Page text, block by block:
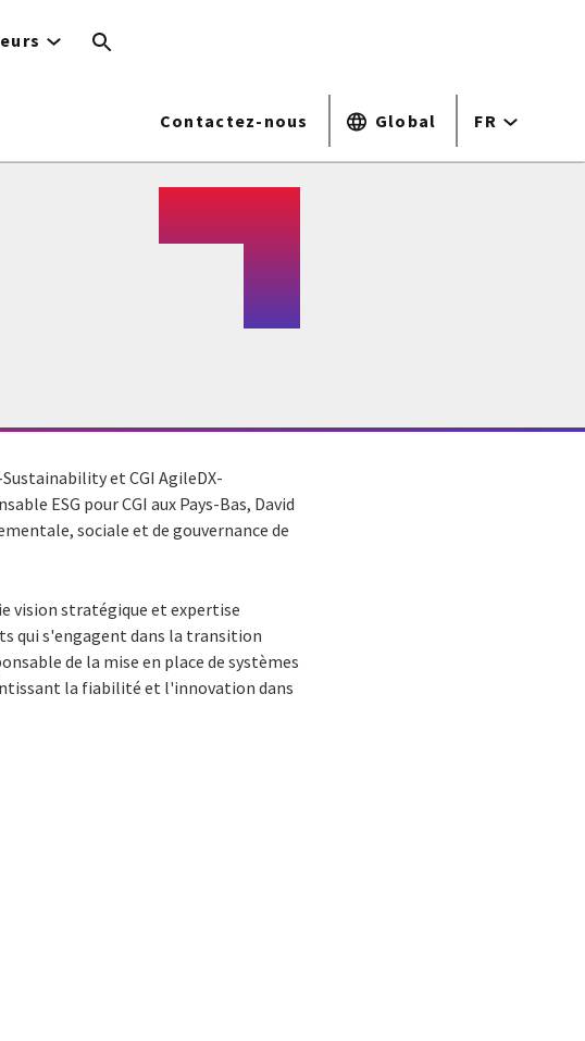
Contactez-nous Global FR
et CGI AgileDX-
ESG pour CGI aux Pays-Bas, David
sociale et de gouvernance de
vision stratégique et expertise
qui s'engagent dans la transition
de la mise en place de systèmes
la fiabilité et l'innovation dans